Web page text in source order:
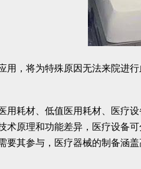
用，将为特殊原因无法来院进
用耗材、低值医用耗材、医疗
术原理和功能差异，医疗设备
要其参与，医疗器械的制备涵